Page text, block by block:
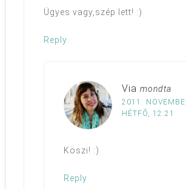
Ügyes vagy,szép lett! :)
Reply
Via mondta
2011.
HÉTFŐ, 12:21
Köszi! :)
Reply